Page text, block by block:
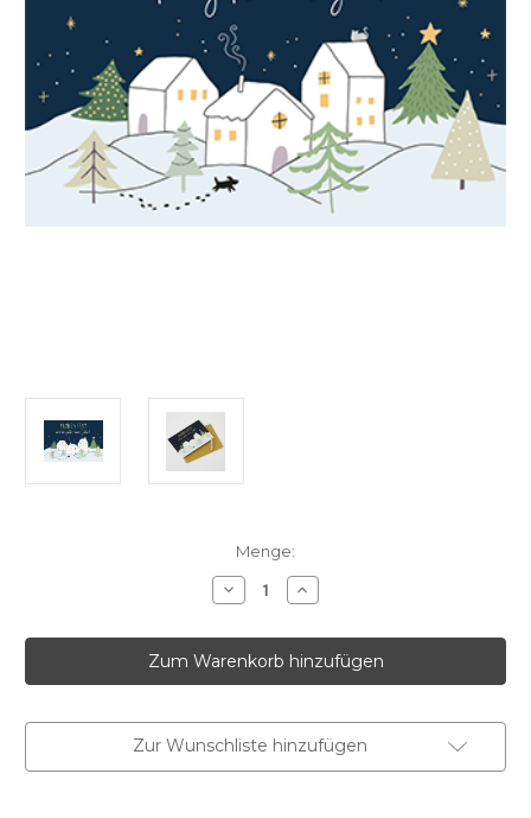
Menge:
Menge
von
Mini
Karte
Frohes
Fest...
Menge
von
Mini
Karte
Frohes
Fest...
Zur Wunschliste hinzufügen